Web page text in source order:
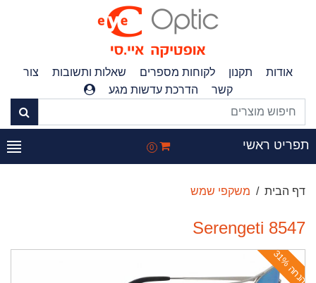
אודות תקנון לקוחות מספרים שאלות ותשובות
צור
קשר
הדרכת עדשות מגע
ראשי 0
דף הבית משקפי שמש
Serengeti 8547
ה
נ
ח
ה
3
1